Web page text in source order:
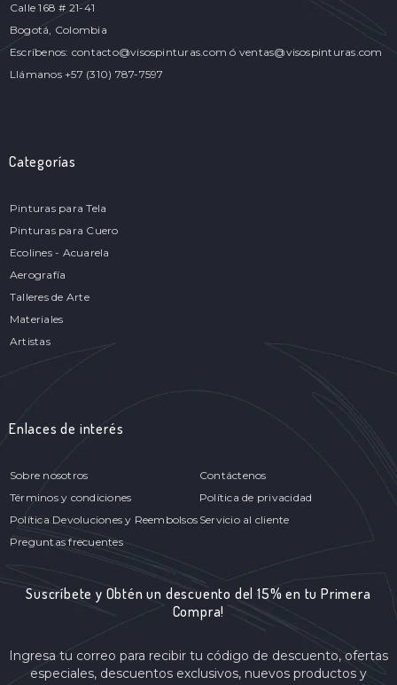
Calle 168 # 21-41
Bogotá, Colombia
Escríbenos: contacto@visospinturas.com ó ventas@visospinturas.com
Llámanos +57 (310) 787-7597
Categorías
Pinturas para Tela
Pinturas para Cuero
Ecolines - Acuarela
Aerografía
Talleres de Arte
Materiales
Artistas
Enlaces de interés
Sobre nosotros
Contáctenos
Términos y condiciones
Política de privacidad
Política Devoluciones y Reembolsos Servicio al cliente
Preguntas frecuentes
Suscríbete y Obtén un descuento del 15% en tu Primera
Compra!
Ingresa tu correo para recibir tu código de descuento, ofertas
especiales, descuentos exclusivos, nuevos productos y